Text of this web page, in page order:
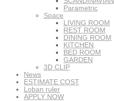
Parametric
Space
LIVING ROOM
REST ROOM
DINING ROOM
KITCHEN
BED ROOM
GARDEN
3D CLIP
News
ESTIMATE COST
Loban ruler
APPLY NOW